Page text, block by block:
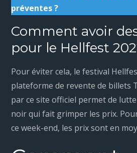
préventes ?
Comment avoir
pour le Hellfest
Pour éviter cela, le festival
plateforme de revente de billets
par ce site officiel permet de
noir qui fait grimper les prix.
ce week-end, les prix sont en